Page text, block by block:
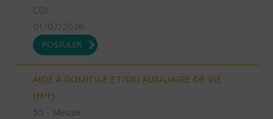
CDI
01/07/2026
POSTULER
AIDE À DOMICILE ET/OU AUXILIAIRE DE VIE
(H/F)
55 - Meuse